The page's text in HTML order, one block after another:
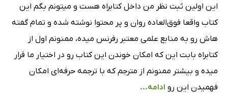
این اولین ثبت نظر من داخل کتابراه هست و میتونم بگم این
کتاب واقعا فوق‌العاده روان و پر محتوا نوشته شده و تمام گفته
هاش رو به منابع علمی معتبر رفرنس میده، ممنونم اول از
کتابراه بابت این که امکان خوندن این کتاب رو در اختیار ما قرار
میده و بیشتر ممنونم از مترجم که با ترجمه حرفه‌ای امکان
فهمیدن این رو ادامه...